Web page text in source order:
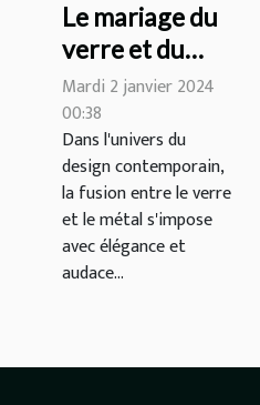
Le mariage du
verre et du
métal dans le
design
contemporain
Mardi 2 janvier 2024
00:38
Dans l'univers du
design contemporain,
la fusion entre le verre
et le métal s'impose
avec élégance et
audace...